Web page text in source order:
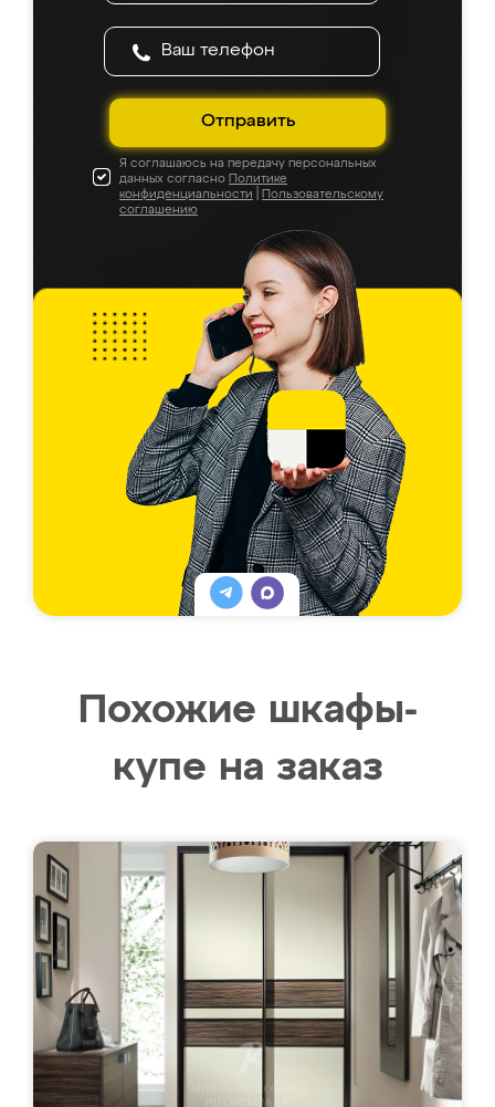
Отправить
Я соглашаюсь на передачу персональных
данных согласно Политике
конфиденциальности
Пользовательскому
соглашению
Похожие шкафы-
купе на заказ